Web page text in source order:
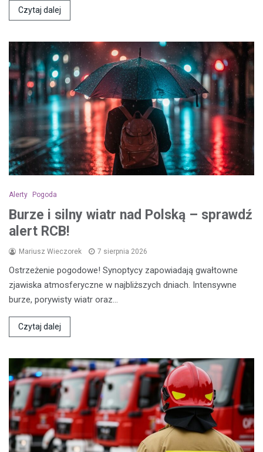
Czytaj dalej
Alerty Pogoda
Burze i silny wiatr nad Polską – sprawdź
alert RCB!
Mariusz Wieczorek 7 sierpnia 2026
Ostrzeżenie pogodowe! Synoptycy zapowiadają gwałtowne
zjawiska atmosferyczne w najbliższych dniach. Intensywne
burze, porywisty wiatr oraz…
Czytaj dalej